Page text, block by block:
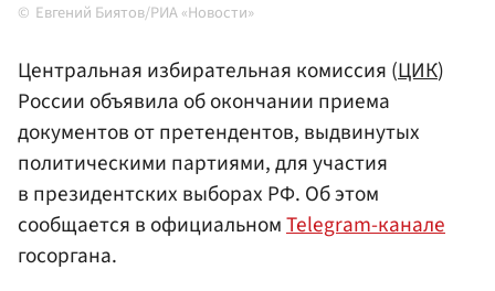
Евгений Биятов/РИА «Новости»
Центральная избирательная комиссия (ЦИК)
России объявила об окончании приема
документов от претендентов, выдвинутых
политическими партиями, для участия
в президентских выборах РФ. Об этом
сообщается в официальномTelegram-канале
госоргана.